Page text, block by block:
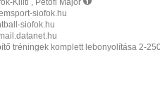
Kiliti , Petőfi Major
siofok.hu
siofok.hu
tréningek komplett lebonyolítása 2-